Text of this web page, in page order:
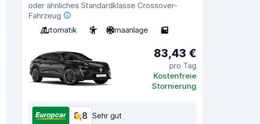
oder ähnliches Standardklasse Crossover-
Fahrzeug
Automatik
5 Klimaanlage 5
83,43 €
pro Tag
Kostenfreie
Stornierung
8,8 Sehr gut